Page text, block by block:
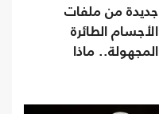
جديدة من ملفات
الأجسام الطائرة
المجهولة.. ماذا